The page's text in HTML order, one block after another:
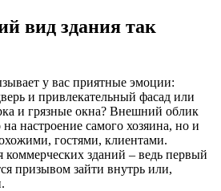
вид здания так
у вас приятные эмоции:
и привлекательный фасад или
и грязные окна? Внешний облик
на настроение самого хозяина, но и
гостями, клиентами.
зданий – ведь первый
призывом зайти внутрь или,